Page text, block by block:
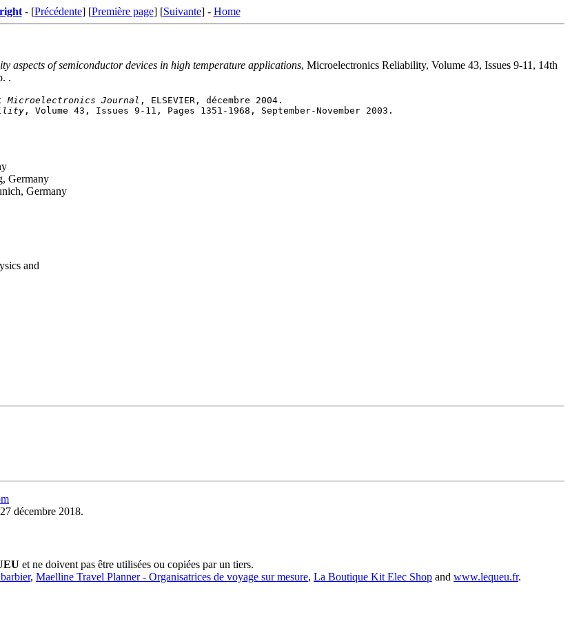
- [Précédente] [Première page] [Suivante] - Home
aspects of semiconductor devices in high temperature applications, Microelectronics Reliability, Volume 43, Issues 9-11, 14th
.
Microelectronics Journal
Germany
Germany
and
décembre 2018.
et ne doivent pas être utilisées ou copiées par un tiers.
, Maelline Travel Planner - Organisatrices de voyage sur mesure, La Boutique Kit Elec Shop and www.lequeu.fr.